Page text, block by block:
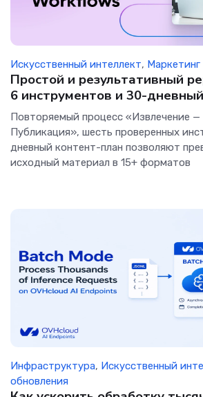
Искусственный интеллект, Маркетинг
Простой и результативный
6 инструментов и 30-
Повторяемый процесс «Извлечение
Публикация», шесть проверенных
дневный контент-план позволяют
исходный материал в 15+ форматов
Инфраструктура, Искусственный
обновления